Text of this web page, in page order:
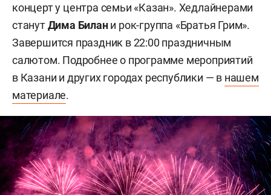
концерт у центра семьи «Казан». Хедлайнерами
станутДима Билани рок-группа «Братья Грим».
Завершится праздник в 22:00 праздничным
салютом. Подробнее о программе мероприятий
в Казани и других городах республики — в нашем
материале.